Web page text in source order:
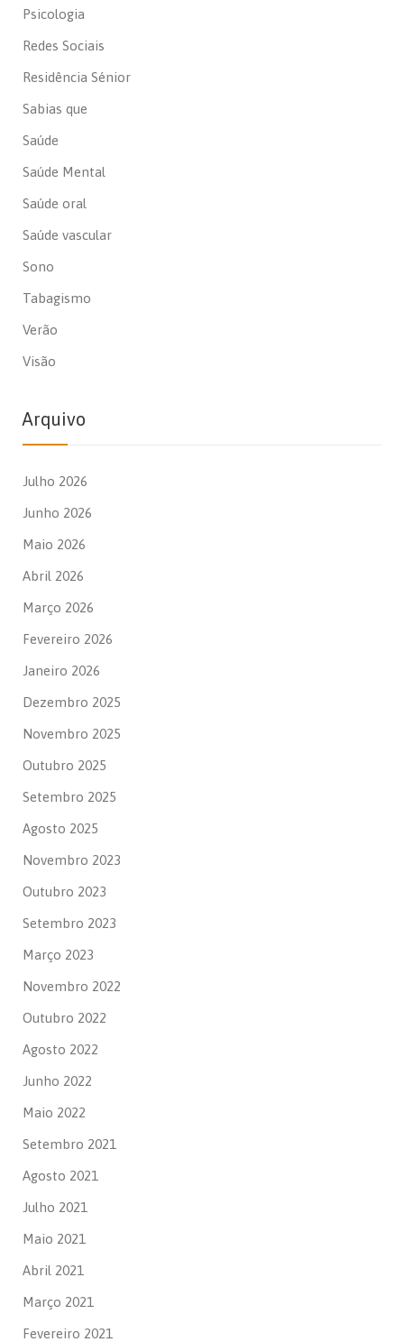
Psicologia
Redes Sociais
Residência Sénior
Sabias que
Saúde
Saúde Mental
Saúde oral
Saúde vascular
Sono
Tabagismo
Verão
Visão
Arquivo
Julho 2026
Junho 2026
Maio 2026
Abril 2026
Março 2026
Fevereiro 2026
Janeiro 2026
Dezembro 2025
Novembro 2025
Outubro 2025
Setembro 2025
Agosto 2025
Novembro 2023
Outubro 2023
Setembro 2023
Março 2023
Novembro 2022
Outubro 2022
Agosto 2022
Junho 2022
Maio 2022
Setembro 2021
Agosto 2021
Julho 2021
Maio 2021
Abril 2021
Março 2021
Fevereiro 2021